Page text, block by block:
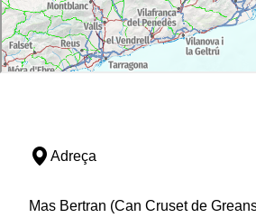
Adreça
Mas Bertran (Can Cruset de